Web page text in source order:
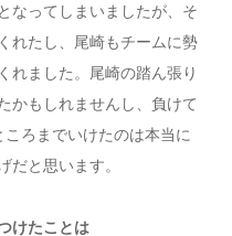
なってしまいましたが、そ
れたし、尾崎もチームに勢
れました。尾崎の踏ん張り
かもしれませんし、負けて
ろまでいけたのは本当に
だと思います。
けたことは